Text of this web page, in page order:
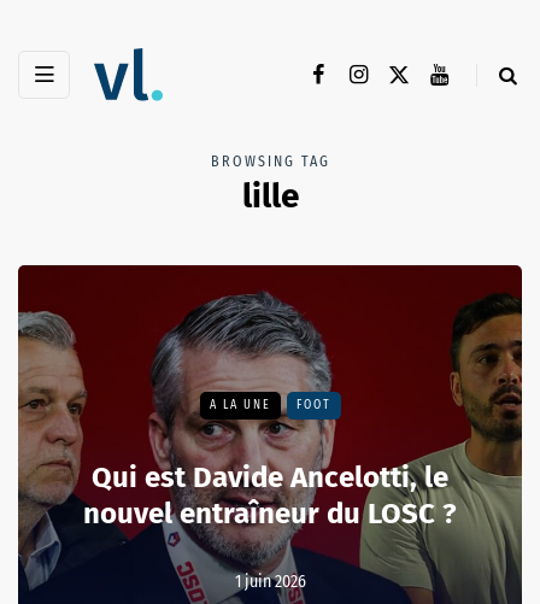
BROWSING TAG
lille
A LA UNE FOOT
Qui est Davide Ancelotti, le
nouvel entraîneur du LOSC ?
1 juin 2026